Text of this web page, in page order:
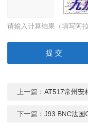
请输入计算结果（填写阿
上一篇：AT517常州安
下一篇：J93 BNC法国